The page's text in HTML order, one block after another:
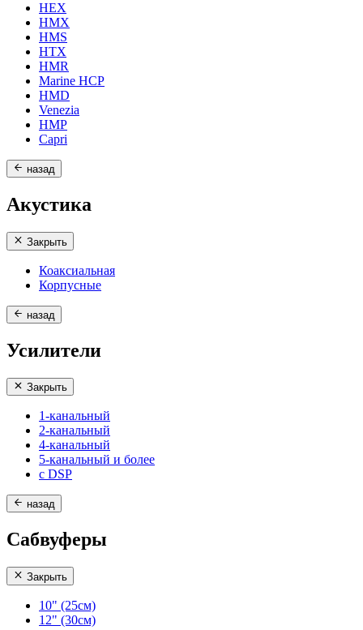
HEX
HMX
HMS
HTX
HMR
Marine HCP
HMD
Venezia
HMP
Capri
назад
Акустика
Закрыть
Коаксиальная
Корпусные
назад
Усилители
Закрыть
1-канальный
2-канальный
4-канальный
5-канальный и более
с DSP
назад
Сабвуферы
Закрыть
10" (25см)
12" (30см)